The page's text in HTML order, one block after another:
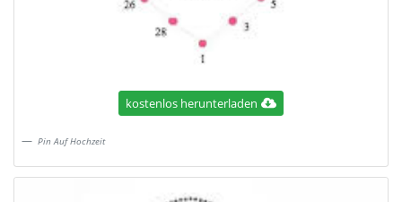
kostenlos herunterladen
Pin Auf Hochzeit